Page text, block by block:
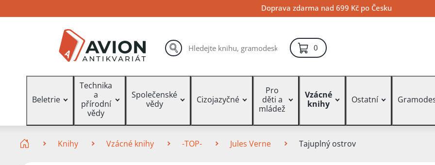
na
na
na
Doprava zdarma nad 699 Kč po Česku
Vyhledávání hledat
0položek – košík
Beletrie
Technika
a
přírodní
vědy
Společenské
vědy
Cizojazyčné
Pro
děti a
mládež
Vzácné
knihy
Ostatní
Knihy Vzácné knihy -TOP- Jules Verne Tajuplný ostrov